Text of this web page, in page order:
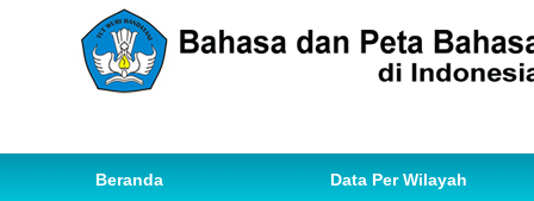
Beranda Data Per Wilayah